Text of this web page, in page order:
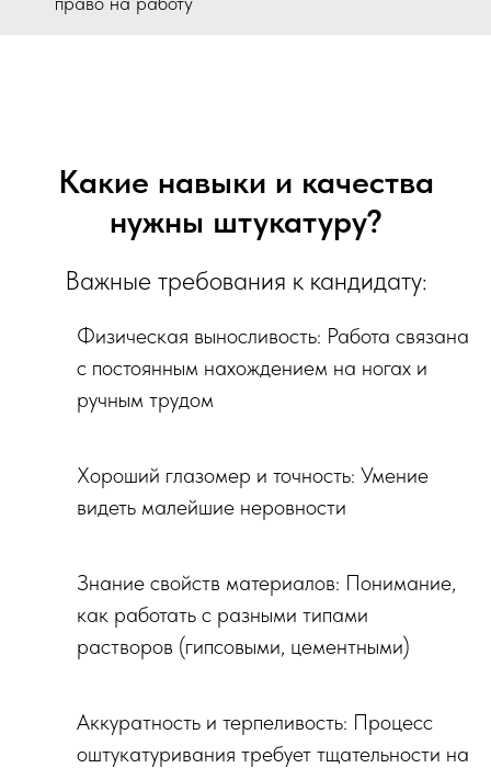
Какие навыки и качества
нужны штукатуру?
Важные требования к кандидату:
Физическая выносливость: Работа связана
с постоянным нахождением на ногах и
ручным трудом
Хороший глазомер и точность: Умение
видеть малейшие неровности
Знание свойств материалов: Понимание,
как работать с разными типами
растворов (гипсовыми, цементными)
Аккуратность и терпеливость: Процесс
оштукатуривания требует тщательности на